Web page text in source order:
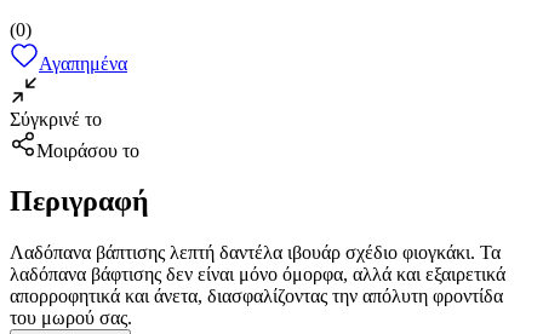
(0)
Αγαπημένα
Σύγκρινέ το
Μοιράσου το
Περιγραφή
Λαδόπανα βάπτισης λεπτή δαντέλα ιβουάρ σχέδιο φιογκάκι. Τα
λαδόπανα βάφτισης δεν είναι μόνο όμορφα, αλλά και εξαιρετικά
απορροφητικά και άνετα, διασφαλίζοντας την απόλυτη φροντίδα
του μωρού σας.